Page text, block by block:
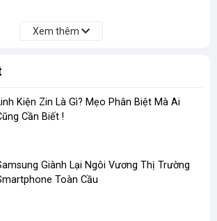
toàn quốc
khi lỗi kỹ thuật.
Xem thêm
Kiện Zin Là Gì? Mẹo Phân Biệt Mà Ai
Cần Biết !
Giành Lại Ngôi Vương Thị Trường
Toàn Cầu